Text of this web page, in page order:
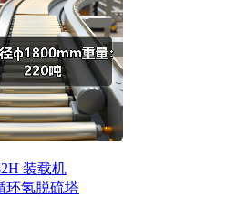
装载机
环氢脱硫塔